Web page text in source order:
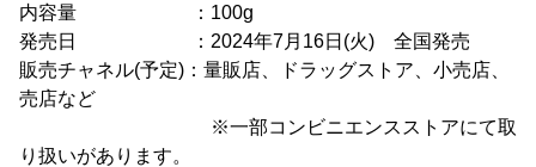
内容量 ：100g
発売日 ：2024年7月16日(火) 全国発売
販売チャネル(予定)：量販店、ドラッグストア、小売店、
売店など
※一部コンビニエンスストアにて取
り扱いがあります。